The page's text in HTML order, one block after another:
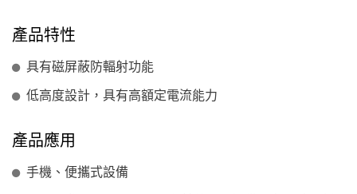
產品特性
具有磁屏蔽防輻射功能
低高度設計，具有高額定電流能力
產品應用
手機、便攜式設備